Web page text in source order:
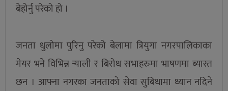
बेहोर्नु परेको हो ।
जनता धुलोमा पुरिनु परेको बेलामा त्रियुगा नगरपालिकाका
मेयर भने विभिन्न र्‍याली र बिरोध सभाहरुमा भाषणमा ब्यास्त
छन । आफ्ना नगरका जनताको सेवा सुबिधामा ध्यान नदिने